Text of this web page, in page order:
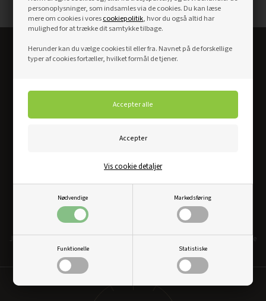
personoplysninger, som indsamles via de cookies. Du kan læse
mere om cookies i vorescookiepolitik, hvor du også altid har
mulighed for at trække dit samtykke tilbage.
Herunder kan du vælge cookies til eller fra. Navnet på de forskellige
typer af cookies fortæller, hvilket formål de tjener.
Nødvendige Markedsføring
Funktionelle Statistiske
Vis cookie detaljer
Altid det bedste dørkøb
Bredt udvalg og skarpe priser
Just Doors har et af markedets bredeste udvalg i døre og karme. Vi har skarpe
konkurrecedygtige priser og vi går aldrig på kompromis med kvalitet.